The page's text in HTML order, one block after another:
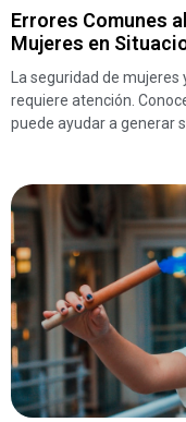
Errores Comunes
Mujeres en
La seguridad de
requiere atención.
puede ayudar a generar